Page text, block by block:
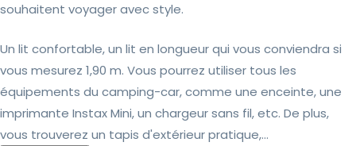
souhaitent voyager avec style.
Un lit confortable, un lit en longueur qui vous conviendra si
vous mesurez 1,90 m. Vous pourrez utiliser tous les
équipements du camping-car, comme une enceinte, une
imprimante Instax Mini, un chargeur sans fil, etc. De plus,
vous trouverez un tapis d'extérieur pratique,...